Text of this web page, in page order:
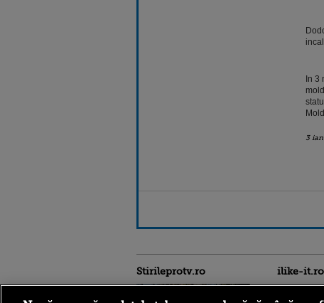
In
3
Stirileprotv.ro ilike-it.ro